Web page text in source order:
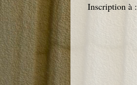
Inscription à :